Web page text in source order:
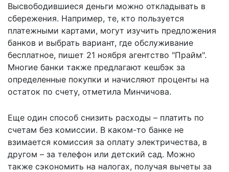
Высвободившиеся деньги можно откладывать в
сбережения. Например, те, кто пользуется
платежными картами, могут изучить предложения
банков и выбрать вариант, где обслуживание
бесплатное, пишет 21 ноября агентство "Прайм".
Многие банки также предлагают кешбэк за
определенные покупки и начисляют проценты на
остаток по счету, отметила Минчичова.
Еще один способ снизить расходы – платить по
счетам без комиссии. В каком-то банке не
взимается комиссия за оплату электричества, в
другом – за телефон или детский сад. Можно
также сэкономить на налогах, получая вычеты за